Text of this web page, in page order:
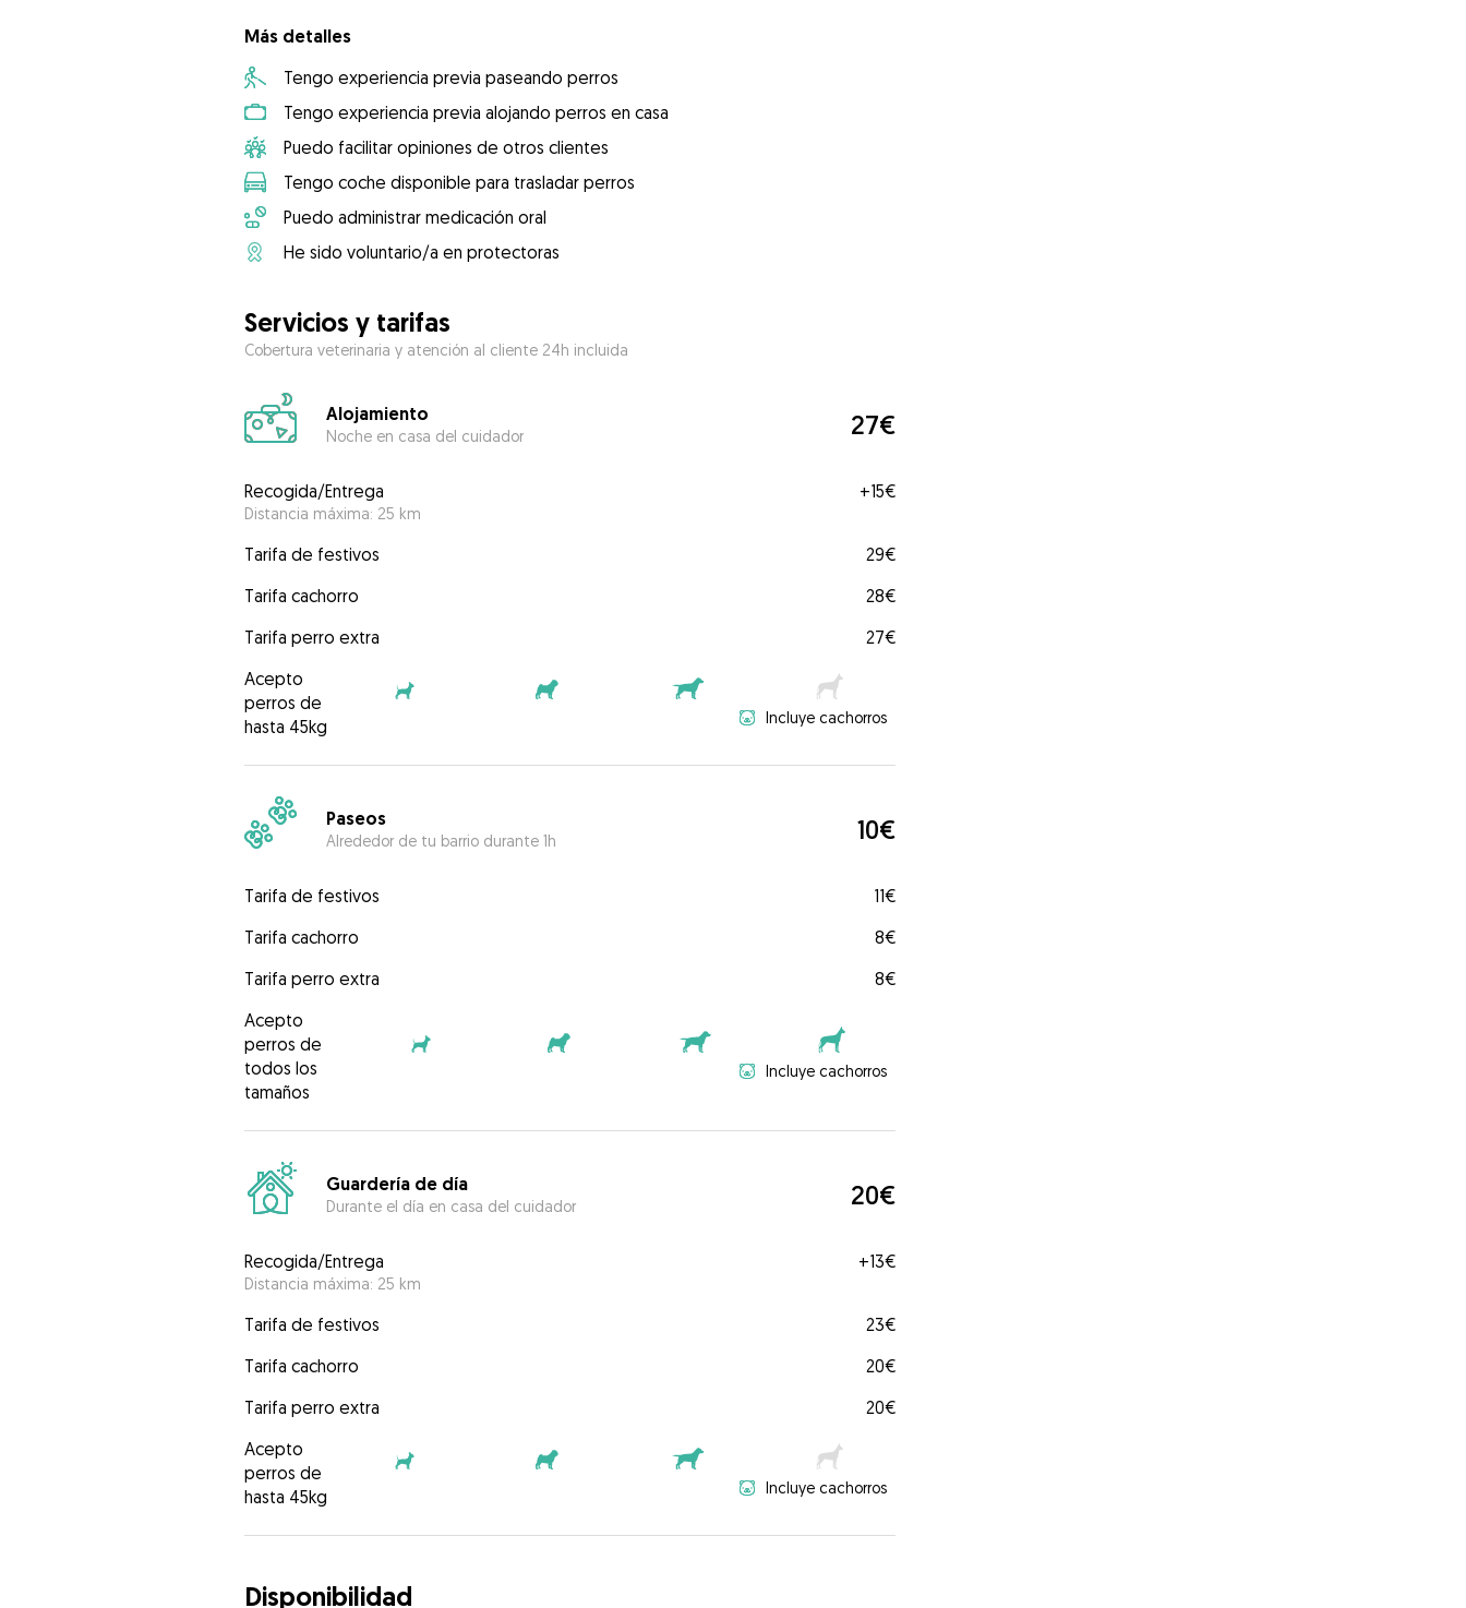
Más detalles
Tengo experiencia previa paseando perros
Tengo experiencia previa alojando perros en casa
Puedo facilitar opiniones de otros clientes
Tengo coche disponible para trasladar perros
Puedo administrar medicación oral
He sido voluntario/a en protectoras
Servicios y tarifas
Cobertura veterinaria y atención al cliente 24h incluida
Alojamiento
Noche en casa del cuidador 27€
Recogida/Entrega
Distancia máxima: 25 km
+15€
Tarifa de festivos
29€
Tarifa cachorro
28€
Tarifa perro extra
27€
Acepto
perros de
hasta 45kg
Incluye cachorros
Paseos
Alrededor de tu barrio durante 1h 10€
Tarifa de festivos
11€
Tarifa cachorro
8€
Tarifa perro extra
8€
Acepto
perros de
todos los
tamaños
Incluye cachorros
Guardería de día
Durante el día en casa del cuidador 20€
Recogida/Entrega
Distancia máxima: 25 km
+13€
Tarifa de festivos
23€
Tarifa cachorro
20€
Tarifa perro extra
20€
Acepto
perros de
hasta 45kg
Incluye cachorros
Disponibilidad